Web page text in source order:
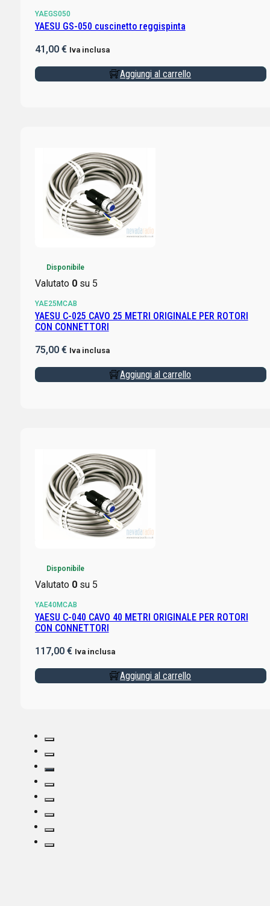
YAEGS050
YAESU GS-050 cuscinetto reggispinta
41,00 € Iva inclusa
Aggiungi al carrello
Disponibile
Valutato 0su 5
YAE25MCAB
YAESU C-025 CAVO 25 METRI ORIGINALE PER ROTORI
CON CONNETTORI
75,00 € Iva inclusa
Aggiungi al carrello
Disponibile
Valutato 0su 5
YAE40MCAB
YAESU C-040 CAVO 40 METRI ORIGINALE PER ROTORI
CON CONNETTORI
117,00 € Iva inclusa
Aggiungi al carrello